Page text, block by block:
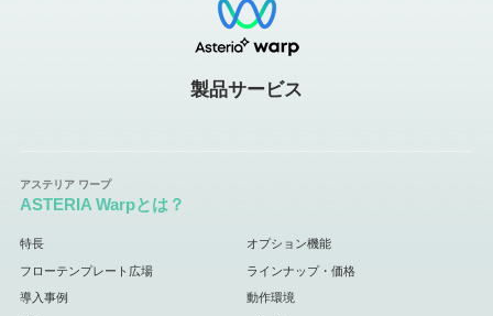
製品サービス
ASTERIA Warpとは？
特長 オプション機能
フローテンプレート広場 ラインナップ・価格
導入事例 動作環境